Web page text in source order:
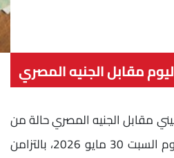
مقابل الجنيه المصري
مقابل الجنيه المصري حالة من
الاستقرار خلال تعاملات اليوم السبت 30 مايو 2026، بالتزامن